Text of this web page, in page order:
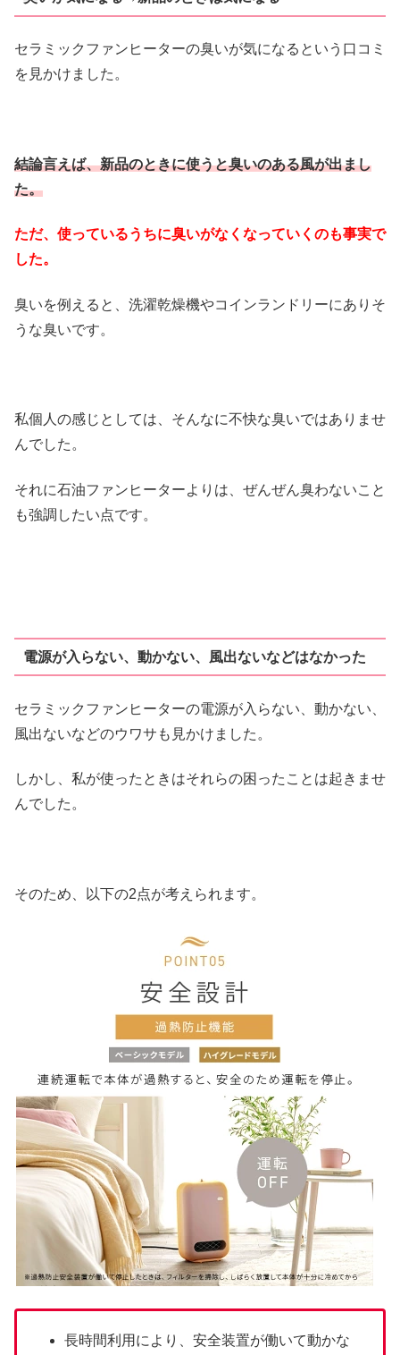
セラミックファンヒーターの臭いが気になるという口コミ
を見かけました。
結論言えば、新品のときに使うと臭いのある風が出まし
た。
ただ、使っているうちに臭いがなくなっていくのも事実で
した。
臭いを例えると、洗濯乾燥機やコインランドリーにありそ
うな臭いです。
私個人の感じとしては、そんなに不快な臭いではありませ
んでした。
それに石油ファンヒーターよりは、ぜんぜん臭わないこと
も強調したい点です。
電源が入らない、動かない、風出ないなどはなかった
セラミックファンヒーターの電源が入らない、動かない、
風出ないなどのウワサも見かけました。
しかし、私が使ったときはそれらの困ったことは起きませ
んでした。
そのため、以下の2点が考えられます。
長時間利用により、安全装置が働いて動かな